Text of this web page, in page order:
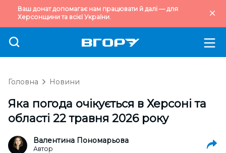
Ваш донат допомагає нам працювати й далі — для
Херсонщини та всієї України.
Головна Новини
Яка погода очікується в Херсоні та
області 22 травня 2026 року
Валентина Пономарьова
Автор